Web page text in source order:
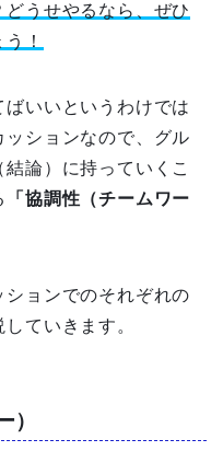
うせやるなら、ぜひ
！
いいというわけでは
ションなので、グル
論）に持っていくこ
「協調性（チームワー
ョンでのそれぞれの
ていきます。
）